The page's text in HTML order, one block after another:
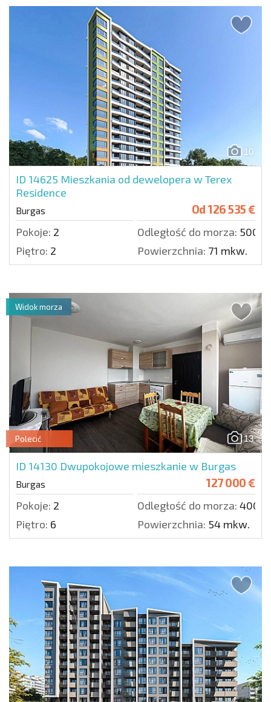
10
ID 14625 Mieszkania od dewelopera w Terex
Residence
Burgas Od126 535 €
Pokoje: 2 Odległość do morza: 5000
Piętro: 2 Powierzchnia: 71 mkw.
13
Polecić
ID 14130 Dwupokojowe mieszkanie w Burgas
Burgas 127 000 €
Pokoje: 2 Odległość do morza: 4000
Piętro: 6 Powierzchnia: 54 mkw.
Widok morza